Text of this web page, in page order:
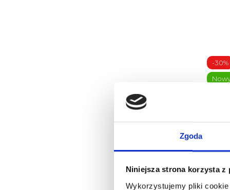
Zgoda
Niniejsza strona korzysta z
Wykorzystujemy pliki
Ml -
-30%